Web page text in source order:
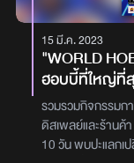
15 มี.ค. 2023
"WORLD
ฮอบบี้ที่ใหญ่ที่
รวมรวมกิจกรรมก
ดิสเพลย์และร้านค้
10 วัน พบปะแลกเ